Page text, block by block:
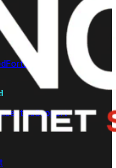
FortiSRA
Support